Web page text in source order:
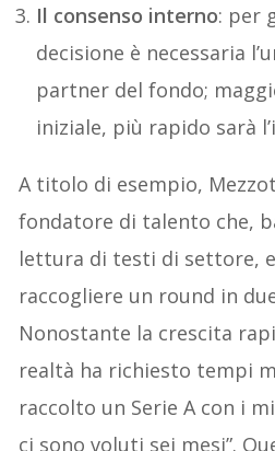
Il consenso interno: per
decisione è necessaria
partner del fondo;
iniziale, più rapido sarà
A titolo di esempio,
fondatore di talento che,
lettura di testi di settore,
raccogliere un round in
Nonostante la crescita
realtà ha richiesto tempi
raccolto un Serie A con i
ci sono voluti sei mesi”.